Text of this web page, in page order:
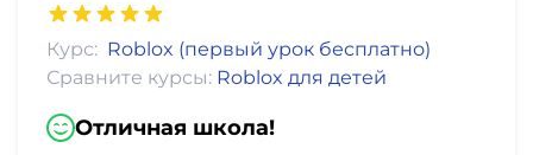
Курс: Roblox (первый урок бесплатно)
Сравните курсы: Roblox для детей
Отличная школа!